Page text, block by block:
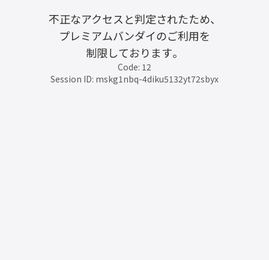
不正なアクセスと判定されたため、
プレミアムバンダイのご利用を
制限しております。
Code: 12
Session ID: mskg1nbq-4diku5132yt72sbyx